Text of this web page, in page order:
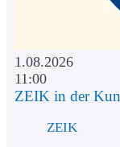
1.08.2026
11:00
ZEIK in der
ZEIK